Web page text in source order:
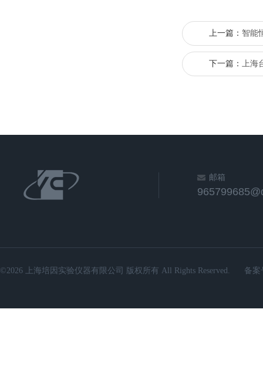
上一篇： 智能
下一篇： 上海
邮箱
©2026 上海培因实验仪器有限公司 版权所有 All Rights Reserved. 备案